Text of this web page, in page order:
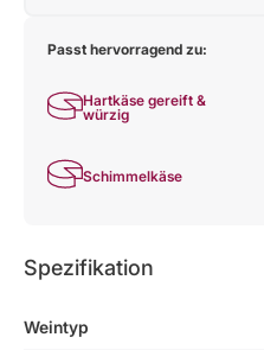
Passt hervorragend zu:
Hartkäse gereift &
würzig
Schimmelkäse
Spezifikation
Weintyp